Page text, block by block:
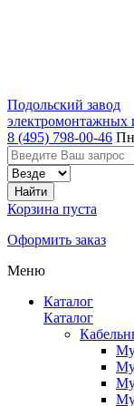
Подольский завод
электромонтажных
8 (495) 798-00-46
Корзина пуста
Оформить заказ
Меню
Каталог
Каталог